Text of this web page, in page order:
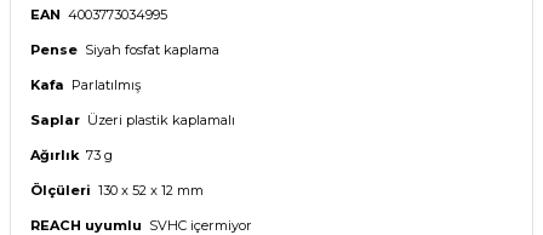
EAN 4003773034995
Pense Siyah fosfat kaplama
Kafa Parlatılmış
Saplar Üzeri plastik kaplamalı
Ağırlık 73 g
Ölçüleri 130 x 52 x 12 mm
REACH uyumlu SVHC içermiyor